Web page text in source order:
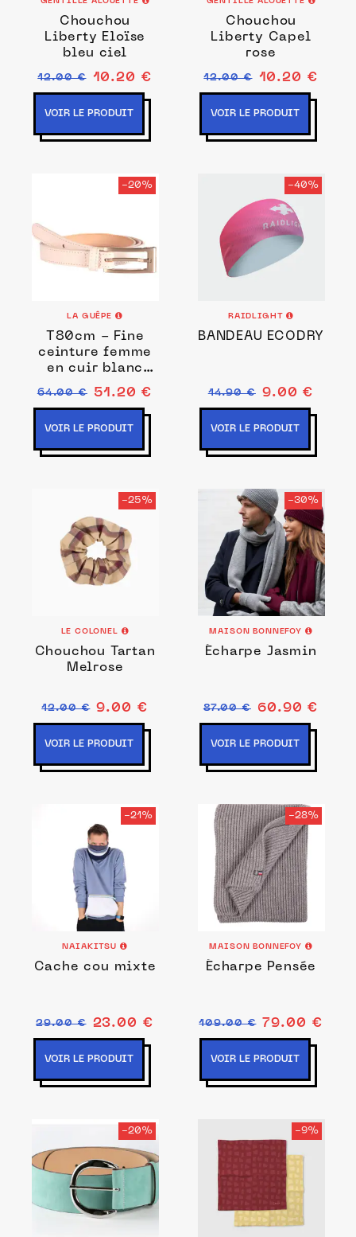
Chouchou
Liberty Eloïse
bleu ciel
12.00 € 10.20 €
VOIR LE PRODUIT
Chouchou
Liberty Capel
rose
12.00 € 10.20 €
VOIR LE PRODUIT
-20%
LA GUÊPE
T80cm - Fine
ceinture femme
en cuir blanc
7022
64.00 € 51.20 €
VOIR LE PRODUIT
-40%
RAIDLIGHT
BANDEAU ECODRY
14.90 € 9.00 €
VOIR LE PRODUIT
-25%
LE COLONEL
Chouchou Tartan
Melrose
12.00 € 9.00 €
VOIR LE PRODUIT
-30%
MAISON BONNEFOY
Écharpe Jasmin
87.00 € 60.90 €
VOIR LE PRODUIT
-21%
NAIAKITSU
Cache cou mixte
29.00 € 23.00 €
VOIR LE PRODUIT
-28%
MAISON BONNEFOY
Écharpe Pensée
109.00 € 79.00 €
VOIR LE PRODUIT
-20% -9%